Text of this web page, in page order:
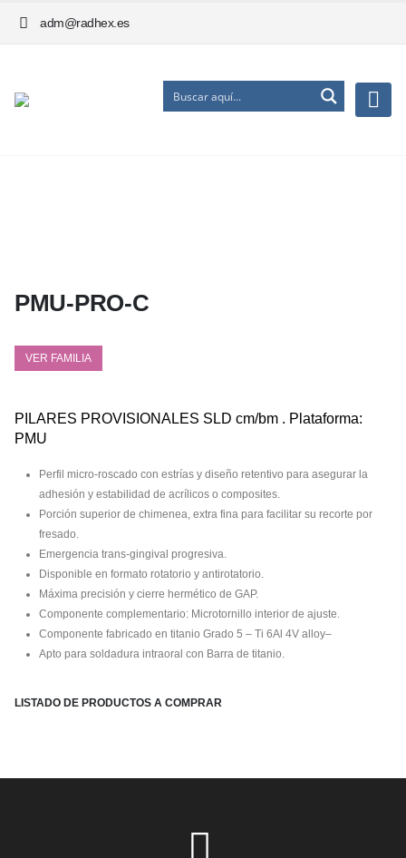
adm@radhex.es
PMU-PRO-C
VER FAMILIA
PILARES PROVISIONALES SLD cm/bm . Plataforma:
PMU
Perfil micro-roscado con estrías y diseño retentivo para asegurar la
adhesión y estabilidad de acrílicos o composites.
Porción superior de chimenea, extra fina para facilitar su recorte por
fresado.
Emergencia trans-gingival progresiva.
Disponible en formato rotatorio y antirotatorio.
Máxima precisión y cierre hermético de GAP.
Componente complementario: Microtornillo interior de ajuste.
Componente fabricado en titanio Grado 5 – Ti 6Al 4V alloy–
Apto para soldadura intraoral con Barra de titanio.
LISTADO DE PRODUCTOS A COMPRAR